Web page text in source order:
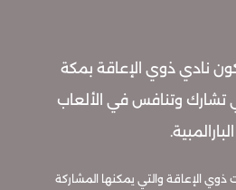
نادي ذوي الإعاقة بمكة
تشارك وتنافس في الألعاب
البارالمبية.
ذوي الإعاقة والتي يمكنها المشاركة